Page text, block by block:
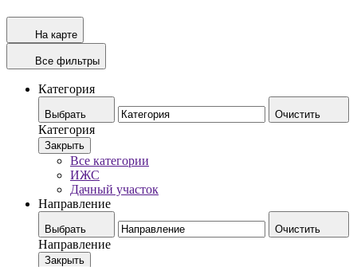
На карте
Все фильтры
Категория
Выбрать Очистить
Категория
Закрыть
Все категории
ИЖС
Дачный участок
Направление
Выбрать Очистить
Направление
Закрыть